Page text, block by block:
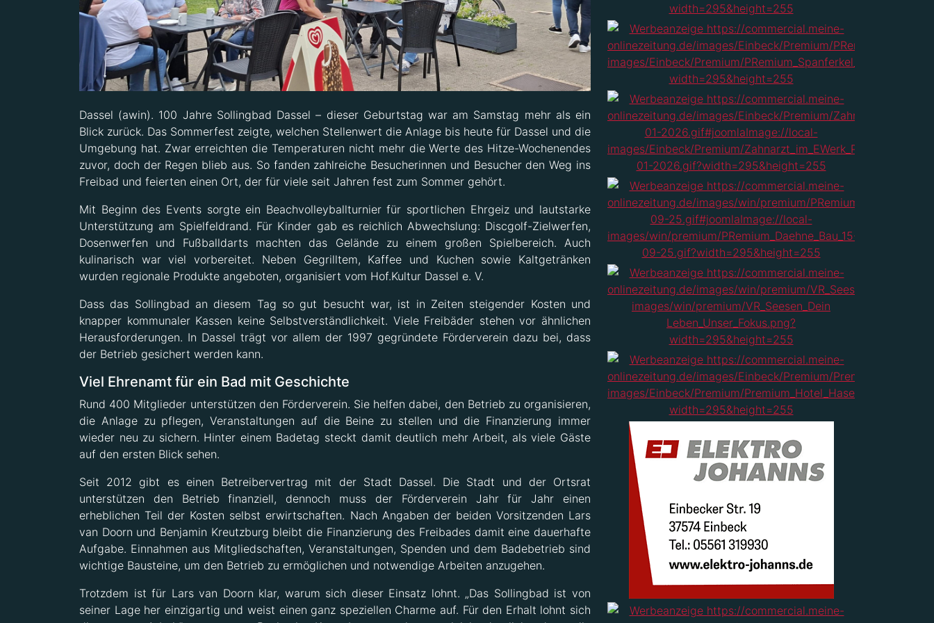
Dassel (awin). 100 Jahre Sollingbad Dassel – dieser Geburtstag war am Samstag mehr als ein
Blick zurück. Das Sommerfest zeigte, welchen Stellenwert die Anlage bis heute für Dassel und die
Umgebung hat. Zwar erreichten die Temperaturen nicht mehr die Werte des Hitze-Wochenendes
zuvor, doch der Regen blieb aus. So fanden zahlreiche Besucherinnen und Besucher den Weg ins
Freibad und feierten einen Ort, der für viele seit Jahren fest zum Sommer gehört.
Mit Beginn des Events sorgte ein Beachvolleyballturnier für sportlichen Ehrgeiz und lautstarke
Unterstützung am Spielfeldrand. Für Kinder gab es reichlich Abwechslung: Discgolf-Zielwerfen,
Dosenwerfen und Fußballdarts machten das Gelände zu einem großen Spielbereich. Auch
kulinarisch war viel vorbereitet. Neben Gegrilltem, Kaffee und Kuchen sowie Kaltgetränken
wurden regionale Produkte angeboten, organisiert vom Hof.Kultur Dassel e. V.
Dass das Sollingbad an diesem Tag so gut besucht war, ist in Zeiten steigender Kosten und
knapper kommunaler Kassen keine Selbstverständlichkeit. Viele Freibäder stehen vor ähnlichen
Herausforderungen. In Dassel trägt vor allem der 1997 gegründete Förderverein dazu bei, dass
der Betrieb gesichert werden kann.
Viel Ehrenamt für ein Bad mit Geschichte
Rund 400 Mitglieder unterstützen den Förderverein. Sie helfen dabei, den Betrieb zu organisieren,
die Anlage zu pflegen, Veranstaltungen auf die Beine zu stellen und die Finanzierung immer
wieder neu zu sichern. Hinter einem Badetag steckt damit deutlich mehr Arbeit, als viele Gäste
auf den ersten Blick sehen.
Seit 2012 gibt es einen Betreibervertrag mit der Stadt Dassel. Die Stadt und der Ortsrat
unterstützen den Betrieb finanziell, dennoch muss der Förderverein Jahr für Jahr einen
erheblichen Teil der Kosten selbst erwirtschaften. Nach Angaben der beiden Vorsitzenden Lars
van Doorn und Benjamin Kreutzburg bleibt die Finanzierung des Freibades damit eine dauerhafte
Aufgabe. Einnahmen aus Mitgliedschaften, Veranstaltungen, Spenden und dem Badebetrieb sind
wichtige Bausteine, um den Betrieb zu ermöglichen und notwendige Arbeiten anzugehen.
Trotzdem ist für Lars van Doorn klar, warum sich dieser Einsatz lohnt. „Das Sollingbad ist von
seiner Lage her einzigartig und weist einen ganz speziellen Charme auf. Für den Erhalt lohnt sich